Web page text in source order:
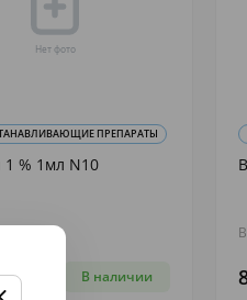
ПРЕПАРАТЫ
1 % 1мл N10
В наличии